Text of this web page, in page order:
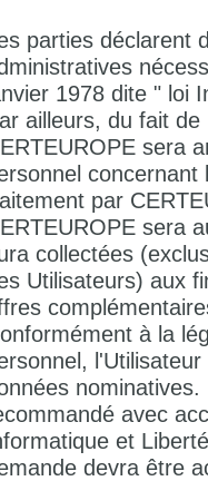
parties déclarent
1978 dite " loi
ailleurs, du fait
sera
concernant
par
sera
collectées
Utilisateurs) aux
à la
avec
et
devra être